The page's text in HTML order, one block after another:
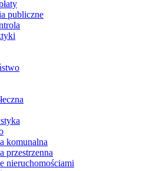
publiczne
komunalna
przestrzenna
nieruchomościami